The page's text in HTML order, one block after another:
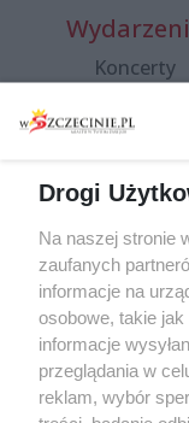
Koncerty
Spacery i
targi
Wernisaże
Więcej
Drogi
Na naszej stronie
zaufanych
informacje na
osobowe, takie
informacje
przeglądania w
reklam, wybór